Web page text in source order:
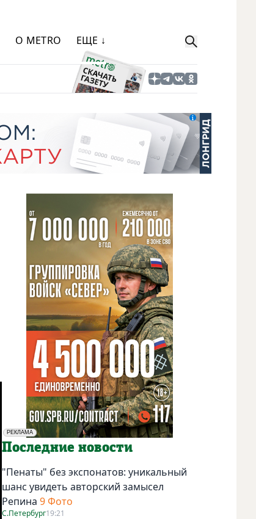
О METRO ЕЩЕ ↓
РЕКЛАМА
Социальная реклама
Последние новости
"Пенаты" без экспонатов: уникальный
шанс увидеть авторский замысел
Репина 9 Фото
С.Петербург19:21